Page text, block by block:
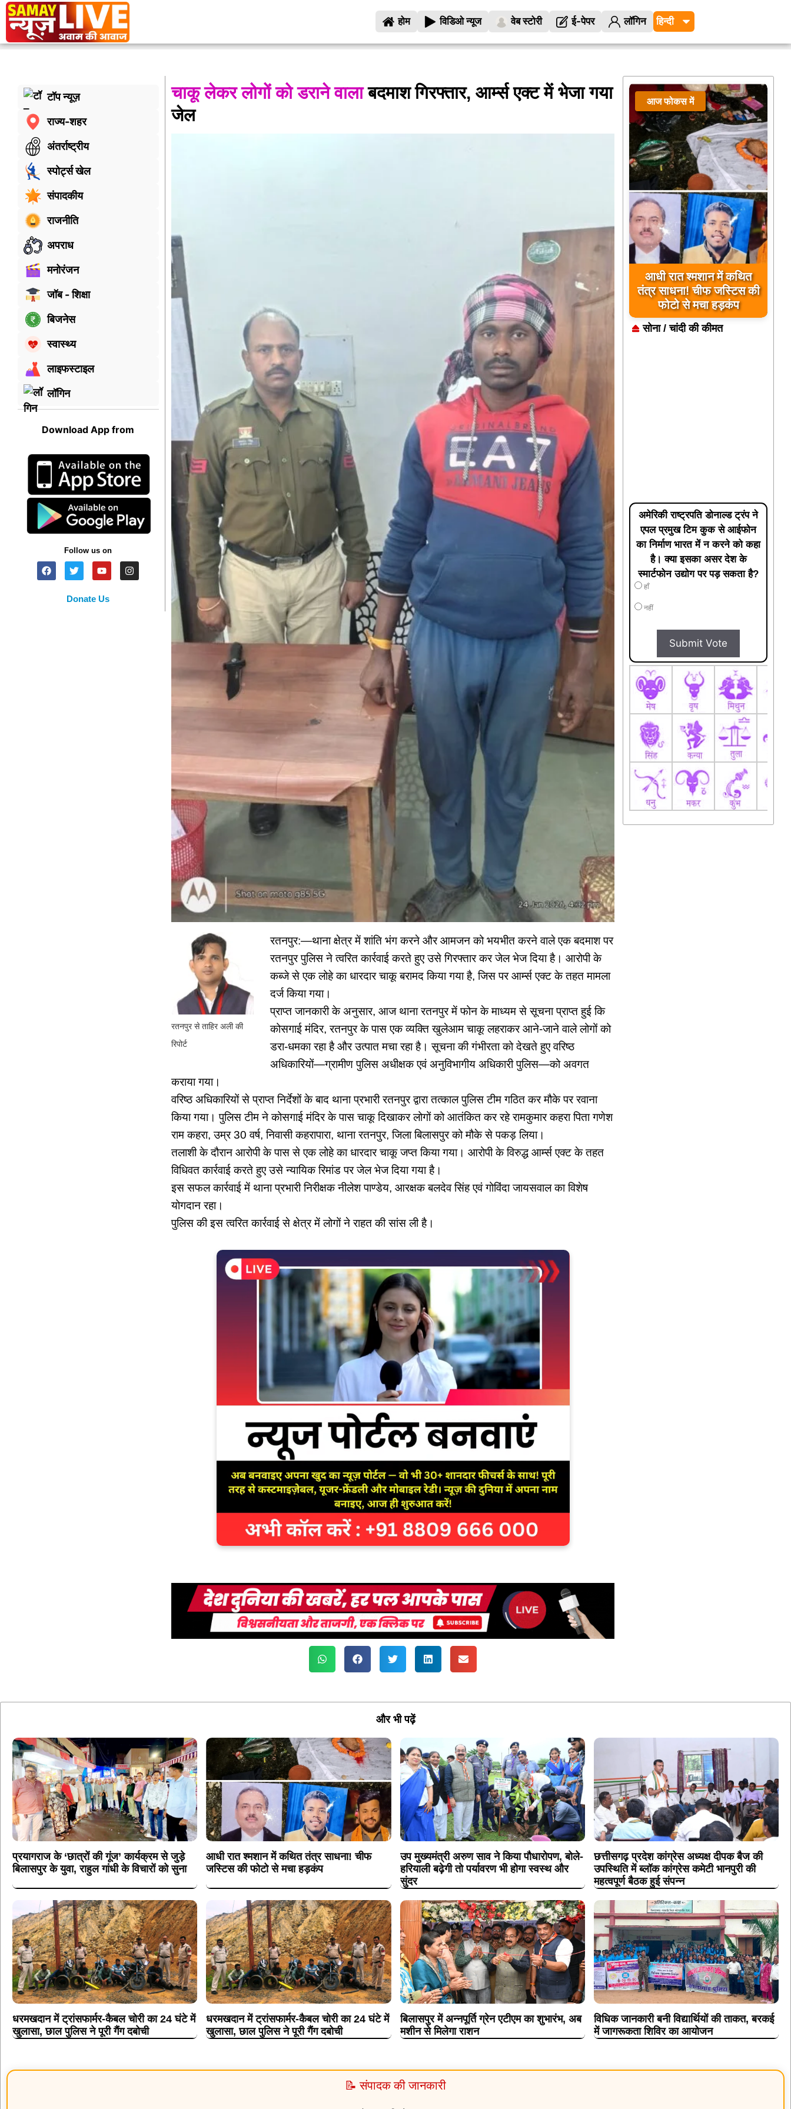
होम विडिओ न्यूज वेब स्टोरी ई-पेपर लॉगिन
टॉप न्यूज़
राज्य-शहर
अंतर्राष्ट्रीय
स्पोर्ट्स खेल
संपादकीय
राजनीति
अपराध
मनोरंजन
जॉब - शिक्षा
बिजनेस
स्वास्थ्य
लाइफस्टाइल
लॉगिन
Download App from
Follow us on
Donate Us
चाकू लेकर लोगों को डराने वालाबदमाश गिरफ्तार, आर्म्स एक्ट में भेजा गया
जेल
रतनपुर से ताहिर अली की
रिपोर्ट
रतनपुर:—थाना क्षेत्र में शांति भंग करने और आमजन को भयभीत करने वाले एक बदमाश पर
रतनपुर पुलिस ने त्वरित कार्रवाई करते हुए उसे गिरफ्तार कर जेल भेज दिया है। आरोपी के
कब्जे से एक लोहे का धारदार चाकू बरामद किया गया है, जिस पर आर्म्स एक्ट के तहत मामला
दर्ज किया गया।
प्राप्त जानकारी के अनुसार, आज थाना रतनपुर में फोन के माध्यम से सूचना प्राप्त हुई कि
कोसगाई मंदिर, रतनपुर के पास एक व्यक्ति खुलेआम चाकू लहराकर आने-जाने वाले लोगों को
डरा-धमका रहा है और उत्पात मचा रहा है। सूचना की गंभीरता को देखते हुए वरिष्ठ
अधिकारियों—ग्रामीण पुलिस अधीक्षक एवं अनुविभागीय अधिकारी पुलिस—को अवगत
कराया गया।
वरिष्ठ अधिकारियों से प्राप्त निर्देशों के बाद थाना प्रभारी रतनपुर द्वारा तत्काल पुलिस टीम गठित कर मौके पर रवाना
किया गया। पुलिस टीम ने कोसगाई मंदिर के पास चाकू दिखाकर लोगों को आतंकित कर रहे रामकुमार कहरा पिता गणेश
राम कहरा, उम्र 30 वर्ष, निवासी कहरापारा, थाना रतनपुर, जिला बिलासपुर को मौके से पकड़ लिया।
तलाशी के दौरान आरोपी के पास से एक लोहे का धारदार चाकू जप्त किया गया। आरोपी के विरुद्ध आर्म्स एक्ट के तहत
विधिवत कार्रवाई करते हुए उसे न्यायिक रिमांड पर जेल भेज दिया गया है।
इस सफल कार्रवाई में थाना प्रभारी निरीक्षक नीलेश पाण्डेय, आरक्षक बलदेव सिंह एवं गोविंदा जायसवाल का विशेष
योगदान रहा।
पुलिस की इस त्वरित कार्रवाई से क्षेत्र में लोगों ने राहत की सांस ली है।
आज फोकस में
आधी रात श्मशान में कथित
तंत्र साधना! चीफ जस्टिस की
फोटो से मचा हड़कंप
सोना / चांदी की कीमत
अमेरिकी राष्ट्रपति डोनाल्ड ट्रंप ने
एपल प्रमुख टिम कुक से आईफोन
का निर्माण भारत में न करने को कहा
है। क्या इसका असर देश के
स्मार्टफोन उद्योग पर पड़ सकता है?
हाँ
नहीं
Submit Vote
और भी पढ़ें
प्रयागराज के ‘छात्रों की गूंज’ कार्यक्रम से जुड़े
बिलासपुर के युवा, राहुल गांधी के विचारों को सुना
आधी रात श्मशान में कथित तंत्र साधना! चीफ
जस्टिस की फोटो से मचा हड़कंप
उप मुख्यमंत्री अरुण साव ने किया पौधारोपण, बोले-
हरियाली बढ़ेगी तो पर्यावरण भी होगा स्वस्थ और
सुंदर
छत्तीसगढ़ प्रदेश कांग्रेस अध्यक्ष दीपक बैज की
उपस्थिति में ब्लॉक कांग्रेस कमेटी भानपुरी की
महत्वपूर्ण बैठक हुई संपन्न
धरमखदान में ट्रांसफार्मर-कैबल चोरी का 24 घंटे में
खुलासा, छाल पुलिस ने पूरी गैंग दबोची
धरमखदान में ट्रांसफार्मर-कैबल चोरी का 24 घंटे में
खुलासा, छाल पुलिस ने पूरी गैंग दबोची
बिलासपुर में अन्नपूर्ति ग्रेन एटीएम का शुभारंभ, अब
मशीन से मिलेगा राशन
विधिक जानकारी बनी विद्यार्थियों की ताकत, बरकई
में जागरूकता शिविर का आयोजन
📝 संपादक की जानकारी